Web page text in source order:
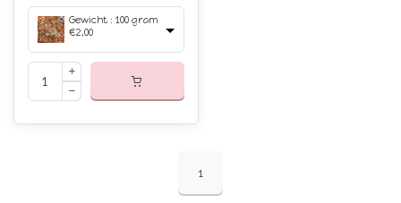
Gewicht : 100 gram
€2,00
1